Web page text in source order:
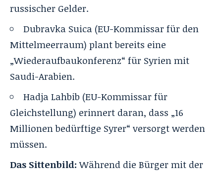
russischer Gelder.
Dubravka Suica (EU-Kommissar für den
Mittelmeerraum) plant bereits eine
„Wiederaufbaukonferenz“ für Syrien mit
Saudi-Arabien.
Hadja Lahbib (EU-Kommissar für
Gleichstellung) erinnert daran, dass „16
Millionen bedürftige Syrer“ versorgt werden
müssen.
Das Sittenbild:Während die Bürger mit der